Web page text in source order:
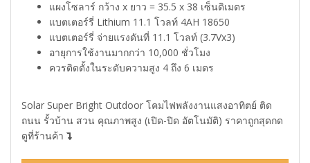
แผงโซลาร์ กว้าง x ยาว = 35.5 x 38 เซ็นติเมตร
แบตเตอร์รี่ Lithium 11.1 โวลท์ 4AH 18650
แบตเตอร์รี่ จ่ายแรงดันที่ 11.1 โวลท์ (3.7Vx3)
อายุการใช้งานมากกว่า 10,000 ชั่วโมง
ควรติดตั้งในระดับความสูง 4 ถึง 6 เมตร
Solar Super Bright Outdoor โคมไฟพลังงานแสงอาทิตย์ ติด
ถนน รั้วบ้าน สวน คุณภาพสูง (เปิด-ปิด อัตโนมัติ) ราคาถูกสุดกด
ดูที่ร้านค้า